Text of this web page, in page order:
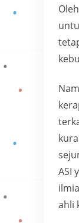
ASI
ahli